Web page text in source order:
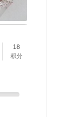
18
积分